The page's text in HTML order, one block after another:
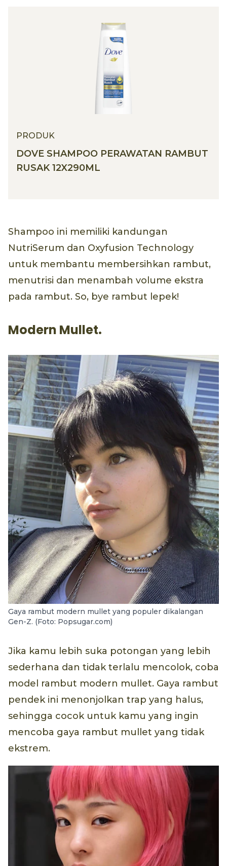
PRODUK
DOVE SHAMPOO PERAWATAN RAMBUT
RUSAK 12X290ML
Shampoo ini memiliki kandungan
NutriSerum dan Oxyfusion Technology
untuk membantu membersihkan rambut,
menutrisi dan menambah volume ekstra
pada rambut. So, bye rambut lepek!
Modern Mullet.
Gaya rambut modern mullet yang populer dikalangan
Gen-Z. (Foto: Popsugar.com)
Jika kamu lebih suka potongan yang lebih
sederhana dan tidak terlalu mencolok, coba
model rambut modern mullet. Gaya rambut
pendek ini menonjolkan trap yang halus,
sehingga cocok untuk kamu yang ingin
mencoba gaya rambut mullet yang tidak
ekstrem.